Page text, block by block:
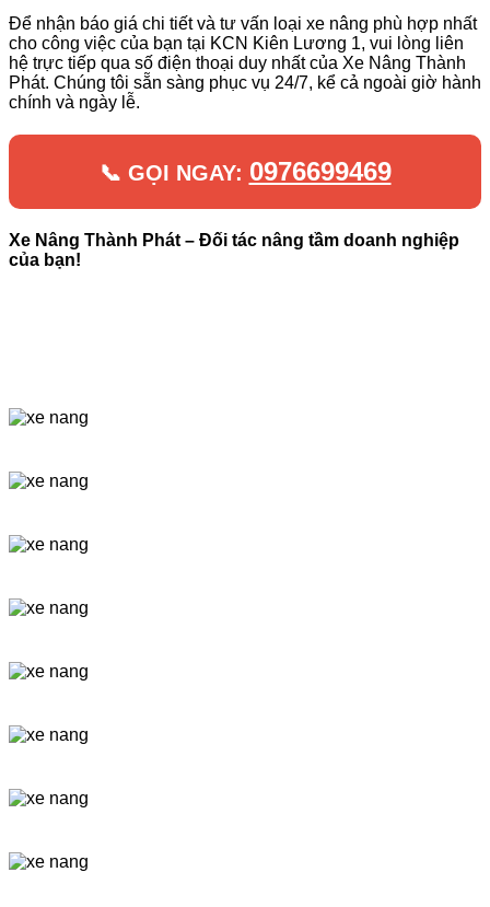
Để nhận báo giá chi tiết và tư vấn loại xe nâng phù hợp nhất
cho công việc của bạn tại KCN Kiên Lương 1, vui lòng liên
hệ trực tiếp qua số điện thoại duy nhất của Xe Nâng Thành
Phát. Chúng tôi sẵn sàng phục vụ 24/7, kể cả ngoài giờ hành
chính và ngày lễ.
📞 GỌI NGAY: 0976699469
Xe Nâng Thành Phát – Đối tác nâng tầm doanh nghiệp
của bạn!